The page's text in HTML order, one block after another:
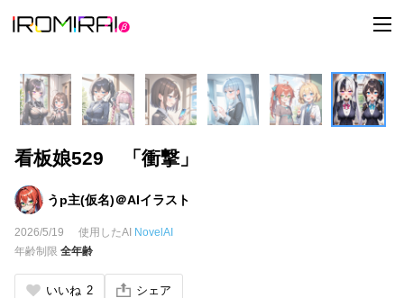
t
o
l
e
n
a
v
看板娘529 「衝撃」
うp主(仮名)＠AIイラスト
2026/5/19 使用したAI NovelAI
年齢制限 全年齢
いいね 2 シェア